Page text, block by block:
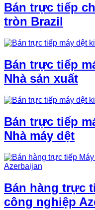
Bán trực tiếp
tròn Brazil
Bán trực tiếp
Nhà sản xuất
Bán trực tiếp
Nhà máy dệt
Bán hàng trực
công nghiệp